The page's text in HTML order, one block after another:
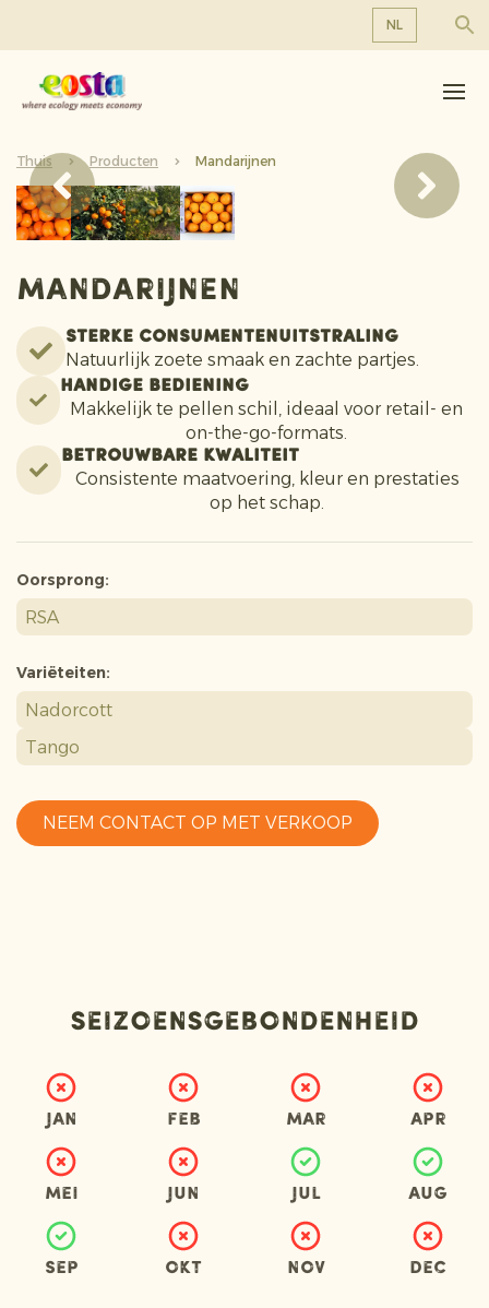
NL
NL
Over ons
Producten
Duurzaamheid
Nieuws & Persberichten
Werken bij Eosta
Thuis Producten Mandarijnen
Mandarijnen
Sterke Consumentenuitstraling
Natuurlijk zoete smaak en zachte partjes.
Handige bediening
Makkelijk te pellen schil, ideaal voor retail- en
on-the-go-formats.
Betrouwbare kwaliteit
Consistente maatvoering, kleur en prestaties
op het schap.
Oorsprong:
RSA
Variëteiten:
Nadorcott
Tango
NEEM CONTACT OP MET VERKOOP
Seizoensgebondenheid
Jan Feb Mar Apr
Mei Jun Jul Aug
Sep Okt Nov Dec